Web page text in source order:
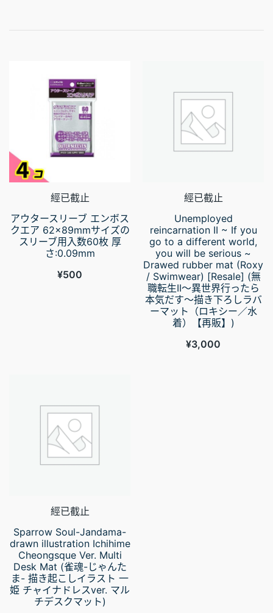
經已截止
アウタースリーブ エンボス
クエア 62×89mmサイズの
スリーブ用入数60枚 厚
さ:0.09mm
¥500
經已截止
Unemployed
reincarnation II ~ If you
go to a different world,
you will be serious ~
Drawed rubber mat (Roxy
/ Swimwear) [Resale] (無
職転生II～異世界行ったら
本気だす～描き下ろしラバ
ーマット（ロキシー／水
着）【再販】)
¥3,000
經已截止
Sparrow Soul-Jandama-
drawn illustration Ichihime
Cheongsque Ver. Multi
Desk Mat (雀魂-じゃんた
ま- 描き起こしイラスト 一
姫 チャイナドレスver. マル
チデスクマット)